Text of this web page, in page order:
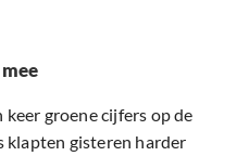
keer groene cijfers op de
klapten gisteren harder